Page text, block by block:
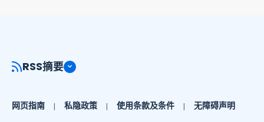
RSS摘要
网页指南 私隐政策 使用条款及条件 无障碍声明